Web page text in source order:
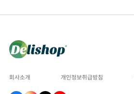
회사소개 개인정보취급방침